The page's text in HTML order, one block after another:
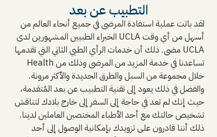
التطبيب عن بعد
لقد باتت عملية استفادة المرضى في جميع أنحاء العالم من
الخبراء الطبيين المشهورين لدى UCLA أسهل من أي وقت
مضى. ذلك أن خدمات الرأي الطبي الثاني التي تقدمها UCLA
Health تساعدنا في خدمة المزيد من المرضى وذلك من
خلال مجموعة من السبل والطرق الجديدة والأكثر مرونة.
والفضل في ذلك يعود إلى تقنية التطبيب عن بعد المُتقدمة،
حيث إنك لم تعد في حاجة إلى السفر إلى خارج بلادك لتناقش
تشخيص حالتك مع أحد الأطباء المختصين العاملين لدينا.
ذلك أننا قادرون على تزويدك بإمكانية الوصول إلى أحد